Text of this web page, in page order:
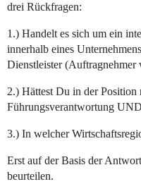
drei Rückfragen:
1.) Handelt es sich um ein
innerhalb eines
Dienstleister (Auftragnehmer
2.) Hättest Du in der
Führungsverantwortung
3.) In welcher
Erst auf der Basis der
beurteilen.